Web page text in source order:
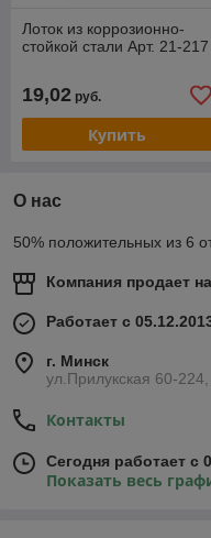
Лоток из коррозионно-
стойкой стали Арт. 21-217
19,02 руб.
Купить
О нас
50% положительных из 6
Компания продает на
Работает с
г. Минск
ул.Прилукская 60-
Контакты
Сегодня работает с
Показать весь